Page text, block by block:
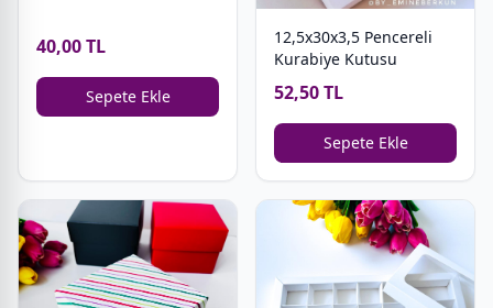
40,00 TL
Sepete Ekle
12,5x30x3,5 Pencereli
Kurabiye Kutusu
52,50 TL
Sepete Ekle